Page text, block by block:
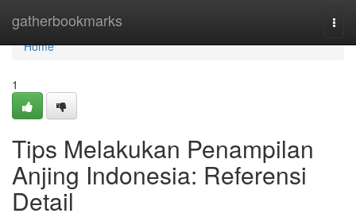
gatherbookmarks
Home
Home
1
Tips Melakukan Penampilan
Anjing Indonesia: Referensi
Detail